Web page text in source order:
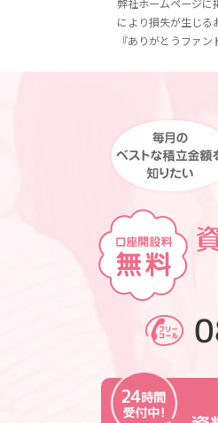
により損失が生じる
『ありがとうファ